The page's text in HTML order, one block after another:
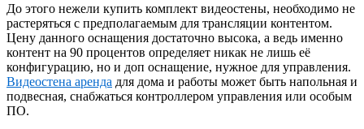
До этого нежели купить комплект видеостены, необходимо не
растеряться с предполагаемым для трансляции контентом.
Цену данного оснащения достаточно высока, а ведь именно
контент на 90 процентов определяет никак не лишь её
конфигурацию, но и доп оснащение, нужное для управления.
Видеостена аренда для дома и работы может быть напольная и
подвесная, снабжаться контроллером управления или особым
ПО.